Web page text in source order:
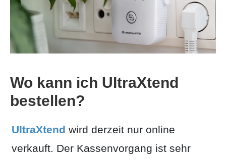
Wo kann ich UItraXtend
bestellen?
UItraXtend wird derzeit nur online
verkauft. Der Kassenvorgang ist sehr